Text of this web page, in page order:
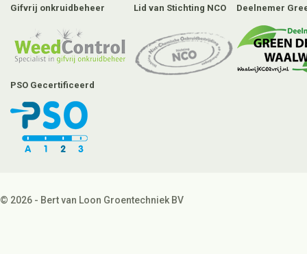
Gifvrij onkruidbeheer Lid van Stichting NCO Deelnemer
PSO Gecertificeerd
© 2026 - Bert van Loon Groentechniek BV